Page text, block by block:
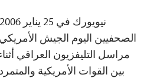
الصحفيين اليوم الجيش
مراسل التليفزيون العراقي
بين القوات الأمريكية